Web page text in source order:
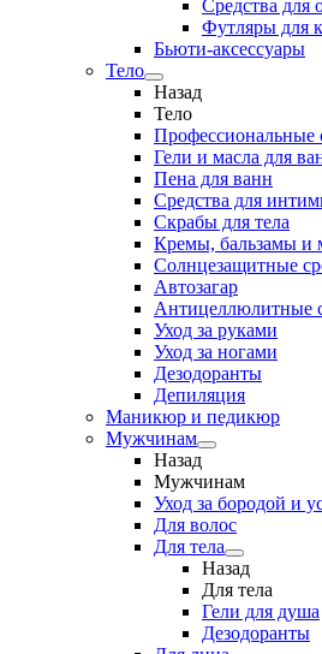
Средства для
Футляры для
Бьюти-аксессуары
Тело
Назад
Тело
Профессиональные
Гели и масла для
Пена для ванн
Средства для
Скрабы для тела
Кремы, бальзамы и
Солнцезащитные
Автозагар
Антицеллюлитные
Уход за руками
Уход за ногами
Дезодоранты
Депиляция
Маникюр и педикюр
Мужчинам
Назад
Мужчинам
Уход за бородой и
Для волос
Для тела
Назад
Для тела
Гели для душа
Дезодоранты